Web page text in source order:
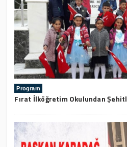
Program
Fırat İlköğretim Okulundan